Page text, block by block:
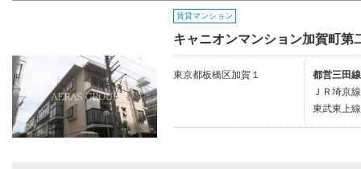
賃貸マンション
キャニオンマンション加賀町第
東京都板橋区加賀１
都営三田
ＪＲ埼京
東武東上